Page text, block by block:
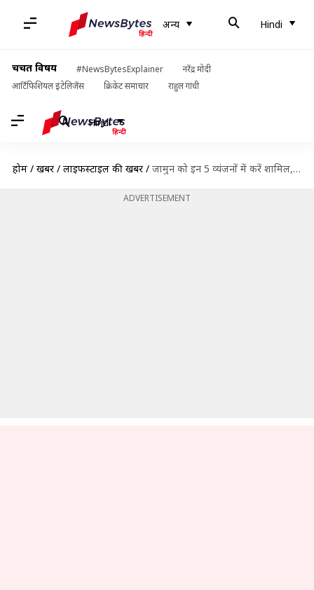
अन्य Hindi
चर्चित विषय #NewsBytesExplainer
नरेंद्र मोदी
आर्टिफिशियल इंटेलिजेंस
क्रिकेट समाचार राहुल गांधी
Hindi
होम / खबरें / लाइफस्टाइल की खबरें / जामुन को इन 5 व्यंजनों में करें शामिल, स्वाद हो जाएगा दोगुना
ADVERTISEMENT